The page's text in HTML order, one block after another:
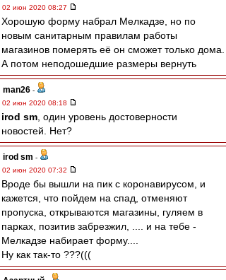
02 июн 2020 08:27
Хорошую форму набрал Мелкадзе, но по
новым санитарным правилам работы
магазинов померять её он сможет только дома.
А потом неподошедшие размеры вернуть
man26 -
02 июн 2020 08:18
irod sm , один уровень достоверности
новостей. Нет?
irod sm -
02 июн 2020 07:32
Вроде бы вышли на пик с коронавирусом, и
кажется, что пойдем на спад, отменяют
пропуска, открываются магазины, гуляем в
парках, позитив забрезжил, .... и на тебе -
Мелкадзе набирает форму....
Ну как так-то ???(((